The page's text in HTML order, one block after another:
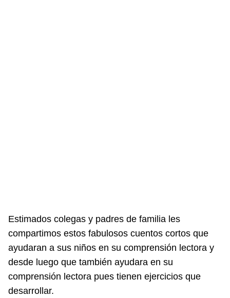
Estimados colegas y padres de familia les
compartimos estos fabulosos cuentos cortos que
ayudaran a sus niños en su comprensión lectora y
desde luego que también ayudara en su
comprensión lectora pues tienen ejercicios que
desarrollar.